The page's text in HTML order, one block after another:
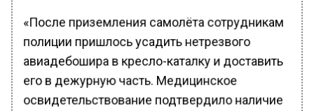
«После приземления самолёта сотрудникам
полиции пришлось усадить нетрезвого
авиадебошира в кресло-каталку и доставить
его в дежурную часть. Медицинское
освидетельствование подтвердило наличие